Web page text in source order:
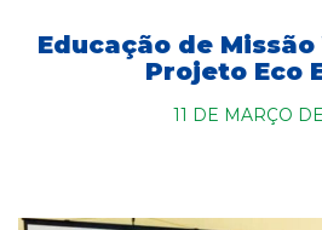
Educação de
Projeto Eco
11 DE MARÇO